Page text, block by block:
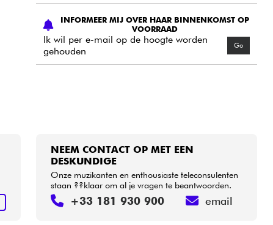
INFORMEER MIJ OVER HAAR BINNENKOMST OP
VOORRAAD
Ik wil per e-mail op de hoogte worden
gehouden
Go
NEEM CONTACT OP MET EEN
DESKUNDIGE
Onze muzikanten en enthousiaste teleconsulenten
staan ??klaar om al je vragen te beantwoorden.
+33 181 930 900 email